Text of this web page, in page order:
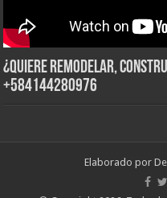
¿Quiere Remodelar,
+584144280976
Elaborado por